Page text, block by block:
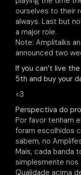
ourselves to their
always. Last but
a major role.
Note: Amplitalks
announced two
If you can’t live
5th and buy your
<3
Perspectiva do
Por favor tenham
foram escolhidos
sabem, no
Mais, cada banda
simplesmente
Qualidade acima